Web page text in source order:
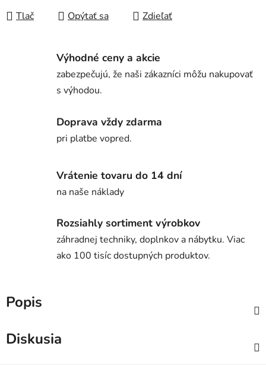
Tlač Opýtať sa Zdieľať
Výhodné ceny a akcie
zabezpečujú, že naši zákazníci môžu nakupovať
s výhodou.
Doprava vždy zdarma
pri platbe vopred.
Vrátenie tovaru do 14 dní
na naše náklady
Rozsiahly sortiment výrobkov
záhradnej techniky, doplnkov a nábytku. Viac
ako 100 tisíc dostupných produktov.
Popis
Diskusia